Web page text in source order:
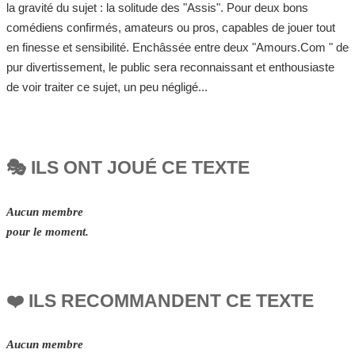
la gravité du sujet : la solitude des "Assis". Pour deux bons
comédiens confirmés, amateurs ou pros, capables de jouer tout
en finesse et sensibilité. Enchâssée entre deux "Amours.Com " de
pur divertissement, le public sera reconnaissant et enthousiaste
de voir traiter ce sujet, un peu négligé...
🎭 ILS ONT JOUÉ CE TEXTE
Aucun membre
pour le moment.
❤️ ILS RECOMMANDENT CE TEXTE
Aucun membre